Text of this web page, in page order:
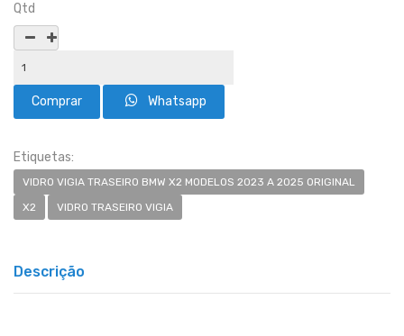
Qtd
Whatsapp
Etiquetas:
VIDRO VIGIA TRASEIRO BMW X2 MODELOS 2023 A 2025 ORIGINAL
X2
VIDRO TRASEIRO VIGIA
Descrição